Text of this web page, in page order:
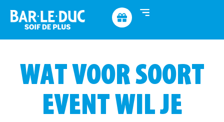
WAT VOOR SOORT
EVENT WIL JE